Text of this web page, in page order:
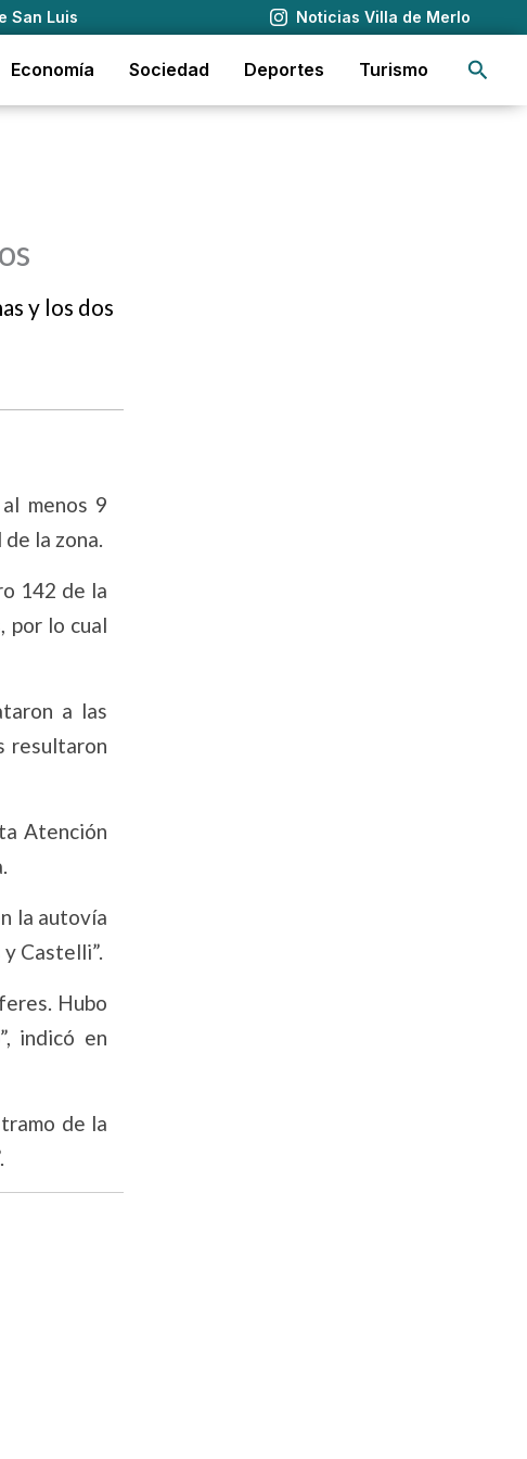
San Luis Noticias Villa de Merlo
Economía Sociedad Deportes Turismo
y los dos
menos 9
la zona.
142 de la
por lo cual
a las
resultaron
Atención
la autovía
Castelli”.
Hubo
indicó en
de la